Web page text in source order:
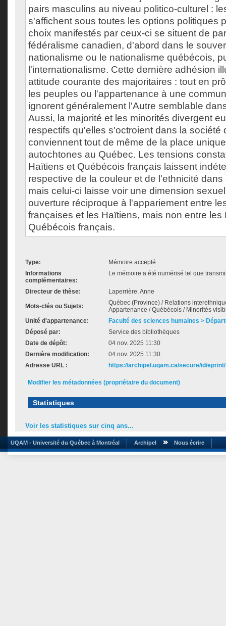
pairs masculins au niveau politico-culturel :
s'affichent sous toutes les options politiques
choix manifestés par ceux-ci se situent de
fédéralisme canadien, d'abord dans le
nationalisme ou le nationalisme québécois,
l'internationalisme. Cette dernière adhésion
attitude courante des majoritaires : tout en
les peuples ou l'appartenance à une
ignorent généralement l'Autre semblable
Aussi, la majorité et les minorités divergent
respectifs qu'elles s'octroient dans la société
conviennent tout de même de la place
autochtones au Québec. Les tensions
Haïtiens et Québécois français laissent
respective de la couleur et de l'ethnicité
mais celui-ci laisse voir une dimension
ouverture réciproque à l'appariement entre
françaises et les Haïtiens, mais non entre les
Québécois français.
Type:
Mémoire accepté
Informations
complémentaires:
Le mémoire a été numérisé tel que
Directeur de thèse: Laperrière, Anne
Mots-clés ou Sujets:
Québec (Province) / Relations
Appartenance / Québécois / Minorités
Unité d'appartenance:
Faculté des sciences humaines >
Déposé par:
Service des bibliothèques
Date de dépôt:
04 nov. 2025 11:30
Dernière modification:
04 nov. 2025 11:30
Adresse URL :
https://archipel.uqam.ca/secure/id/
Modifier les métadonnées (propriétaire du document)
Statistiques
Voir les statistiques sur cinq ans...
UQAM - Université du Québec à Montréal Archipel Nous écrire